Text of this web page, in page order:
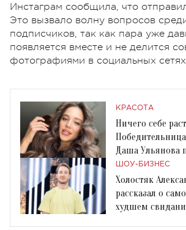
Инстаграм сообщила, что
Это вызвало волну вопросов
подписчиков, так как пара уже
появляется вместе и не делится
фотографиями в социальных
КРАСОТА
Ничего себе
Победительница
Даша Ульянова
«минусовым»
ШОУ-БИЗНЕС
Холостяк
рассказал о
худшем